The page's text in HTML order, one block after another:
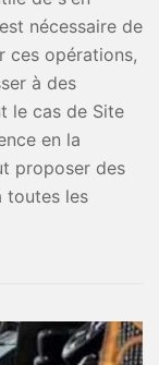
nécessaire de
ces opérations,
à des
le cas de Site
en la
proposer des
toutes les